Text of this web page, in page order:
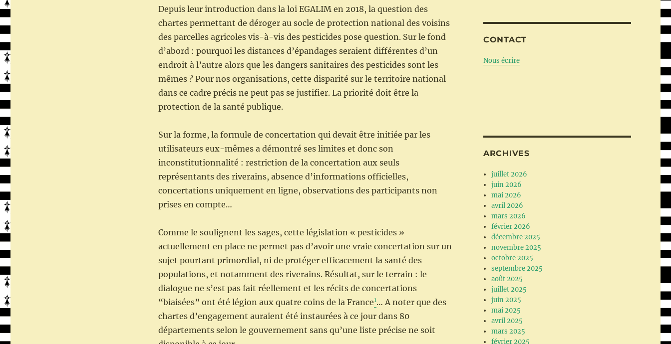
Depuis leur introduction dans la loi EGALIM en 2018, la question des
chartes permettant de déroger au socle de protection national des voisins
des parcelles agricoles vis-à-vis des pesticides pose question. Sur le fond
d’abord : pourquoi les distances d’épandages seraient différentes d’un
endroit à l’autre alors que les dangers sanitaires des pesticides sont les
mêmes ? Pour nos organisations, cette disparité sur le territoire national
dans ce cadre précis ne peut pas se justifier. La priorité doit être la
protection de la santé publique.
Sur la forme, la formule de concertation qui devait être initiée par les
utilisateurs eux-mêmes a démontré ses limites et donc son
inconstitutionnalité : restriction de la concertation aux seuls
représentants des riverains, absence d’informations officielles,
concertations uniquement en ligne, observations des participants non
prises en compte…
Comme le soulignent les sages, cette législation « pesticides »
actuellement en place ne permet pas d’avoir une vraie concertation sur un
sujet pourtant primordial, ni de protéger efficacement la santé des
populations, et notamment des riverains. Résultat, sur le terrain : le
dialogue ne s’est pas fait réellement et les récits de concertations
“biaisées” ont été légion aux quatre coins de la France1… A noter que des
chartes d’engagement auraient été instaurées à ce jour dans 80
départements selon le gouvernement sans qu’une liste précise ne soit
CONTACT
Nous écrire
ARCHIVES
juillet 2026
juin 2026
mai 2026
avril 2026
mars 2026
février 2026
décembre 2025
novembre 2025
octobre 2025
septembre 2025
août 2025
juillet 2025
juin 2025
mai 2025
avril 2025
mars 2025
février 2025